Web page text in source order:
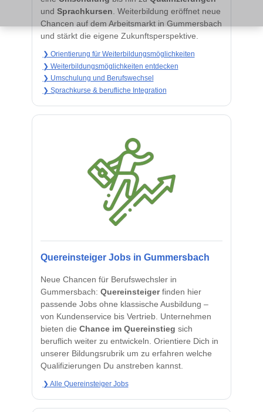
und Sprachkursen. Weiterbildung eröffnet neue
Chancen auf dem Arbeitsmarkt in Gummersbach
und stärkt die eigene Zukunftsperspektive.
❯ Orientierung für Weiterbildungsmöglichkeiten
❯ Weiterbildungsmöglichkeiten entdecken
❯ Umschulung und Berufswechsel
❯ Sprachkurse & berufliche Integration
Quereinsteiger Jobs in Gummersbach
Neue Chancen für Berufswechsler in
Gummersbach: Quereinsteigerfinden hier
passende Jobs ohne klassische Ausbildung –
von Kundenservice bis Vertrieb. Unternehmen
bieten die Chance im Quereinstieg sich
beruflich weiter zu entwickeln. Orientiere Dich in
unserer Bildungsrubrik um zu erfahren welche
Qualifizierungen Du anstreben kannst.
❯ Alle Quereinsteiger Jobs